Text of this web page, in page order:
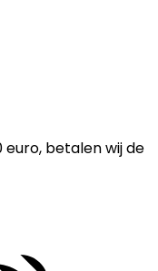
euro, betalen wij de